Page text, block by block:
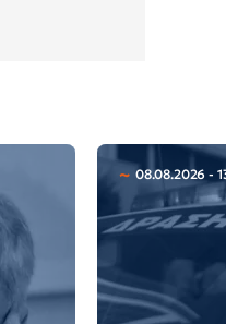
08.08.2026 -